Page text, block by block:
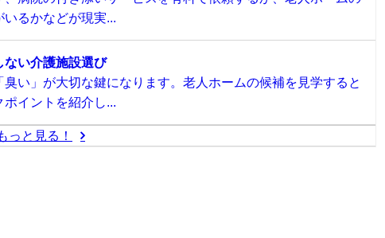
るかなどが現実...
ない介護施設選び
い」が大切な鍵になります。老人ホームの候補を見学すると
イントを紹介し...
っと見る！